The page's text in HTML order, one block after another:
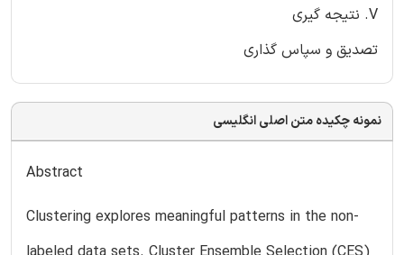
V. نتیجه گیری
تصدیق و سپاس گذاری
نمونه چکیده متن اصلی انگلیسی
Abstract
Clustering explores meaningful patterns in the non-